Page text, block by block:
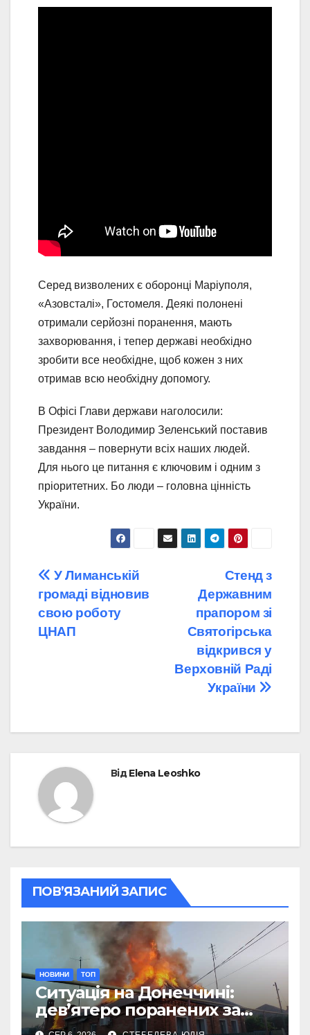
Серед визволених є оборонці Маріуполя,
«Азовсталі», Гостомеля. Деякі полонені
отримали серйозні поранення, мають
захворювання, і тепер державі необхідно
зробити все необхідне, щоб кожен з них
отримав всю необхідну допомогу.
В Офісі Глави держави наголосили:
Президент Володимир Зеленський поставив
завдання – повернути всіх наших людей.
Для нього це питання є ключовим і одним з
пріоритетних. Бо люди – головна цінність
України.
Навігація
записів
Стенд з
Державним
прапором зі
Святогірська
відкрився у
Верховній Раді
України
У Лиманській
громаді відновив
свою роботу
ЦНАП
ВідElena Leoshko
ПОВ’ЯЗАНИЙ ЗАПИС
НОВИНИ ТОП
Ситуація на Донеччині:
дев’ятеро поранених за
добу через обстріли